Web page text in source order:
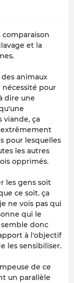
comparaison
et la
animaux
pour
dire une
viande, ça
extrêmement
pour lesquelles
les autres
opprimés.
les gens soit
ce soit. ça
ne vois pas qui
qui le
donc
à l'objectif
les sensibiliser.
de ce
un parallèle